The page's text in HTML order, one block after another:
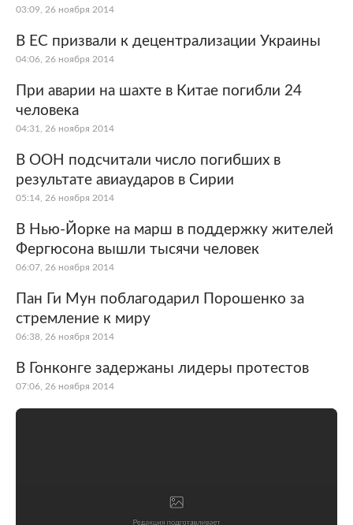
03:09, 26 ноября 2014
В ЕС призвали к децентрализации Украины
04:06, 26 ноября 2014
При аварии на шахте в Китае погибли 24
человека
04:31, 26 ноября 2014
В ООН подсчитали число погибших в
результате авиаударов в Сирии
05:14, 26 ноября 2014
В Нью-Йорке на марш в поддержку жителей
Фергюсона вышли тысячи человек
06:07, 26 ноября 2014
Пан Ги Мун поблагодарил Порошенко за
стремление к миру
06:38, 26 ноября 2014
В Гонконге задержаны лидеры протестов
07:06, 26 ноября 2014